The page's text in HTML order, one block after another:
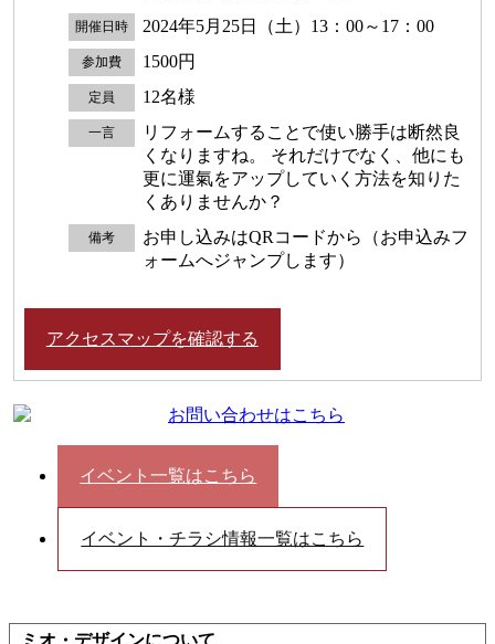
開催日時 2024年5月25日（土）13：00～17：00
参加費 1500円
定員 12名様
一言
リフォームすることで使い勝手は断然良
くなりますね。 それだけでなく、他にも
更に運氣をアップしていく方法を知りた
くありませんか？
備考
お申し込みはQRコードから（お申込みフ
ォームへジャンプします）
アクセスマップを確認する
イベント一覧はこちら
イベント・チラシ情報一覧はこちら